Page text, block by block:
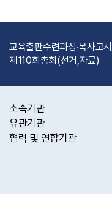
교육출판수련과정·목사고시
제110회총회(선거,자료)
소속기관
유관기관
협력 및 연합기관